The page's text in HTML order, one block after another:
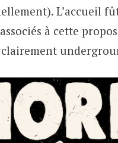
L’accueil
à cette